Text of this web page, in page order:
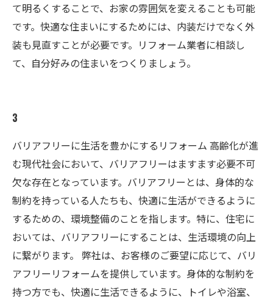
て明るくすることで、お家の雰囲気を変えることも可能
です。快適な住まいにするためには、内装だけでなく外
装も見直すことが必要です。リフォーム業者に相談し
て、自分好みの住まいをつくりましょう。
3
バリアフリーに生活を豊かにするリフォーム 高齢化が進
む現代社会において、バリアフリーはますます必要不可
欠な存在となっています。バリアフリーとは、身体的な
制約を持っている人たちも、快適に生活ができるように
するための、環境整備のことを指します。特に、住宅に
おいては、バリアフリーにすることは、生活環境の向上
に繋がります。 弊社は、お客様のご要望に応じて、バリ
アフリーリフォームを提供しています。身体的な制約を
持つ方でも、快適に生活できるように、トイレや浴室、